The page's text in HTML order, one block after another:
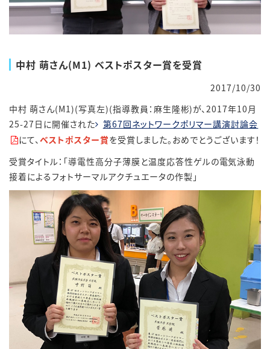
中村 萌さん(M1) ベストポスター賞を受賞
2017/10/30
中村 萌さん(M1)(写真左)(指導教員：麻生隆彬)が、2017年10月
25-27日に開催された
第67回ネットワークポリマー講演討論会
にて、ベストポスター賞を受賞しました。おめでとうございます！
受賞タイトル：「導電性高分子薄膜と温度応答性ゲルの電気泳動
接着によるフォトサーマルアクチュエータの作製」